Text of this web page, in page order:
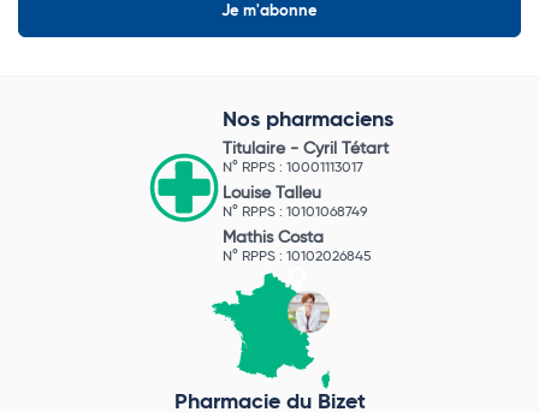
Nos pharmaciens
Titulaire - Cyril Tétart
N° RPPS : 10001113017
Louise Talleu
N° RPPS : 10101068749
Mathis Costa
N° RPPS : 10102026845
Pharmacie du Bizet